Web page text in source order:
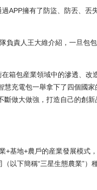
APP擁有了防盜、防丟、丟
負責人王大維介紹，一旦包
箱包産業領域中的滲透、改
慧充電包一舉拿下了四個國家
斷做大做強，打造自己的創新
基地+農戶的産業發展模式
以下簡稱“三星生態農業”）